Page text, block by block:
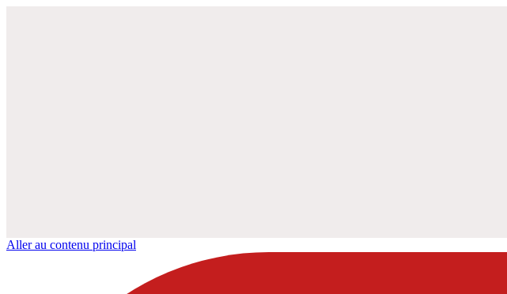
Aller au contenu principal